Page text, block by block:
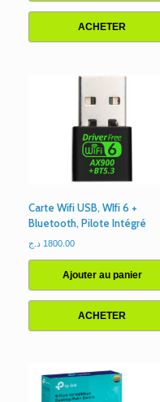
ACHETER
Carte Wifi USB, WIfi 6 +
Bluetooth, Pilote Intégré
1800.00 د.ج
Ajouter au panier
ACHETER